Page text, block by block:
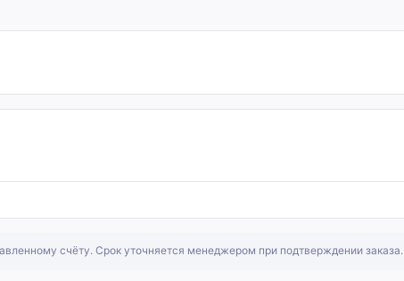
счёту. Срок уточняется менеджером при подтверждении заказа.